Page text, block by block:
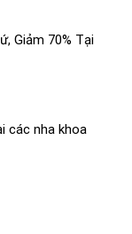
Giảm 70% Tại
các nha khoa